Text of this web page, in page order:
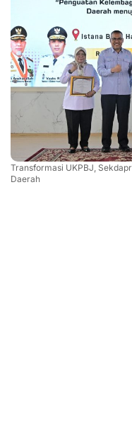
Transformasi UKPBJ,
Daerah